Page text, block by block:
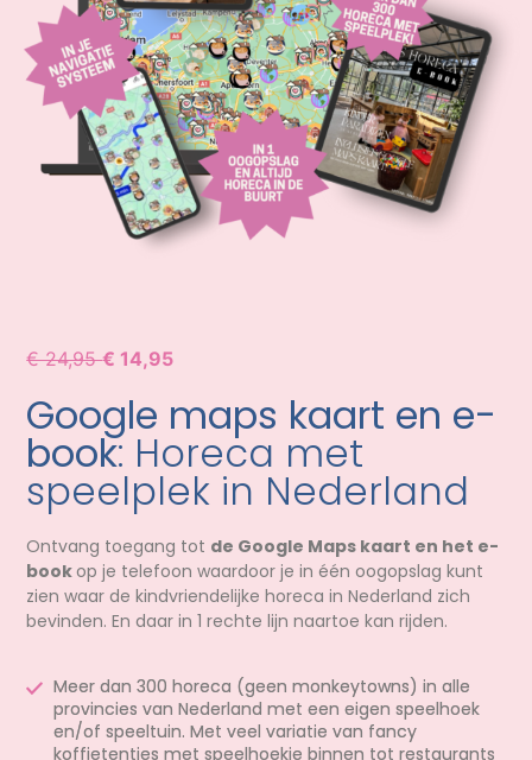
€ 24,95€ 14,95
Google maps kaart en e-
book: Horeca met
speelplek in Nederland
Ontvang toegang tot de Google Maps kaart en het e-
bookop je telefoon waardoor je in één oogopslag kunt
zien waar de kindvriendelijke horeca in Nederland zich
bevinden. En daar in 1 rechte lijn naartoe kan rijden.
Meer dan 300 horeca (geen monkeytowns) in alle
provincies van Nederland met een eigen speelhoek
en/of speeltuin. Met veel variatie van fancy
koffietentjes met speelhoekje binnen tot restaurants